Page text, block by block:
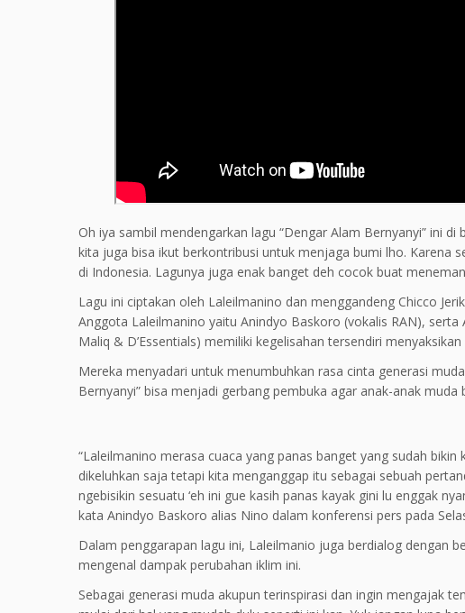
Oh iya sambil mendengarkan lagu “Dengar Alam Bernyanyi” ini
kita juga bisa ikut berkontribusi untuk menjaga bumi lho. Karena
di Indonesia. Lagunya juga enak banget deh cocok buat
Lagu ini ciptakan oleh Laleilmanino dan menggandeng Chicco
Anggota Laleilmanino yaitu Anindyo Baskoro (vokalis RAN),
Maliq & D’Essentials) memiliki kegelisahan tersendiri
Mereka menyadari untuk menumbuhkan rasa cinta generasi
Bernyanyi” bisa menjadi gerbang pembuka agar anak-anak
“Laleilmanino merasa cuaca yang panas banget yang sudah
dikeluhkan saja tetapi kita menganggap itu sebagai sebuah
ngebisikin sesuatu ‘eh ini gue kasih panas kayak gini lu enggak
kata Anindyo Baskoro alias Nino dalam konferensi pers pada
Dalam penggarapan lagu ini, Laleilmanio juga berdialog dengan
mengenal dampak perubahan iklim ini.
Sebagai generasi muda akupun terinspirasi dan ingin mengajak